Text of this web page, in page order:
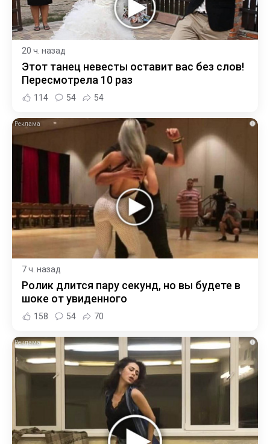
20 ч. назад
Этот танец невесты оставит вас без слов!
Пересмотрела 10 раз
114 54 54
i
7 ч. назад
Ролик длится пару секунд, но вы будете в
шоке от увиденного
158 54 70
i